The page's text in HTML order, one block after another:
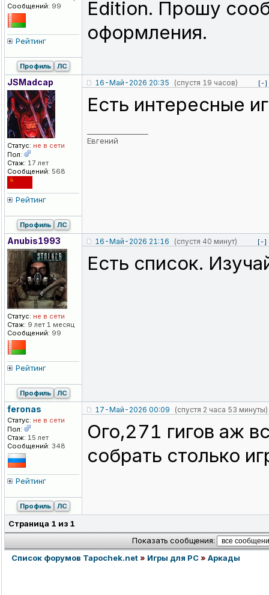
Сообщений: 99
Рейтинг
Edition. Прошу
оформления.
Профиль ЛС
JSMadcap
Статус: не в сети
Пол:
Стаж: 17 лет
Сообщений: 568
Рейтинг
16-Май-2026 20:35 (спустя 19 часов) [-]
Есть интересные
Евгений
Профиль ЛС
Anubis1993
Статус: не в сети
Стаж: 9 лет 1 месяц
Сообщений: 99
Рейтинг
16-Май-2026 21:16 (спустя 40 минут) [-]
Есть список.
Профиль ЛС
feronas
Статус: не в сети
Пол:
Стаж: 15 лет
Сообщений: 348
Рейтинг
17-Май-2026 00:09 (спустя 2 часа 53 минуты)
Ого,271 гигов аж
собрать столько
Профиль ЛС
Страница 1 из 1
Показать сообщения:
Список форумов Tapochek.net» Игры для PC» Аркады